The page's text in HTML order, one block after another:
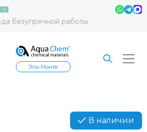
безупречной работы
Эль-Монте
В наличии